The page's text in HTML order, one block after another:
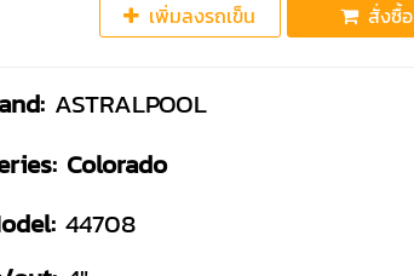
เพิ่มลงรถเข็น สั่งซื้อ
ASTRALPOOL
Colorado
44708